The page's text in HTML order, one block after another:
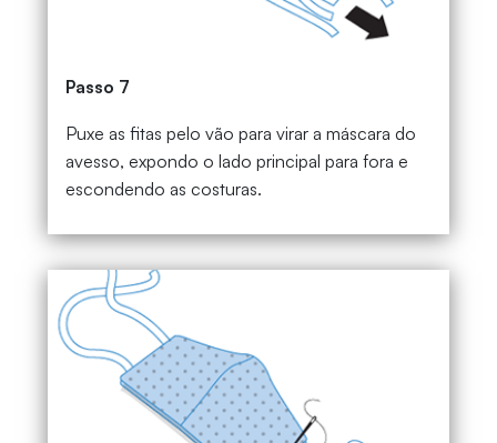
Passo 7
Puxe as fitas pelo vão para virar a máscara do
avesso, expondo o lado principal para fora e
escondendo as costuras.